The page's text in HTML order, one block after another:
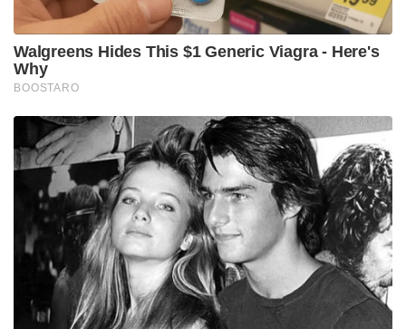
Walgreens Hides This $1 Generic Viagra - Here's
Why
BOOSTARO